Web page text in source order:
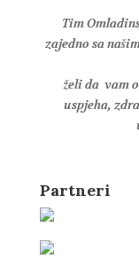
Tim
zajedno sa
želi da vam
uspjeha,
Partneri